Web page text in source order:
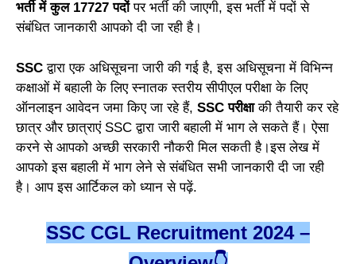
भर्ती में कुल 17727 पदोंपर भर्ती की जाएगी, इस भर्ती में पदों से
संबंधित जानकारी आपको दी जा रही है।
SSCद्वारा एक अधिसूचना जारी की गई है, इस अधिसूचना में विभिन्न
कक्षाओं में बहाली के लिए स्नातक स्तरीय सीपीएल परीक्षा के लिए
ऑनलाइन आवेदन जमा किए जा रहे हैं, SSC परीक्षाकी तैयारी कर रहे
छात्र और छात्राएं SSC द्वारा जारी बहाली में भाग ले सकते हैं। ऐसा
करने से आपको अच्छी सरकारी नौकरी मिल सकती है।इस लेख में
आपको इस बहाली में भाग लेने से संबंधित सभी जानकारी दी जा रही
है। आप इस आर्टिकल को ध्यान से पढ़ें.
SSC CGL Recruitment 2024 –